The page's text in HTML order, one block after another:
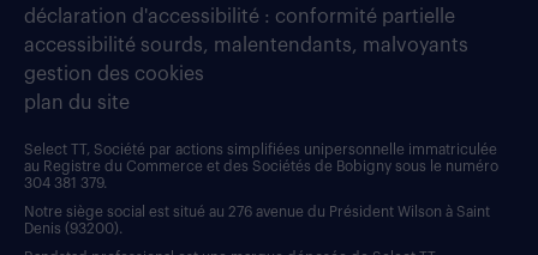
déclaration d'accessibilité : conformité partielle
accessibilité sourds, malentendants, malvoyants
gestion des cookies
plan du site
Select TT, Société par actions simplifiées unipersonnelle immatriculée
au Registre du Commerce et des Sociétés de Bobigny sous le numéro
304 381 379.
Notre siège social est situé au 276 avenue du Président Wilson à Saint
Denis (93200).